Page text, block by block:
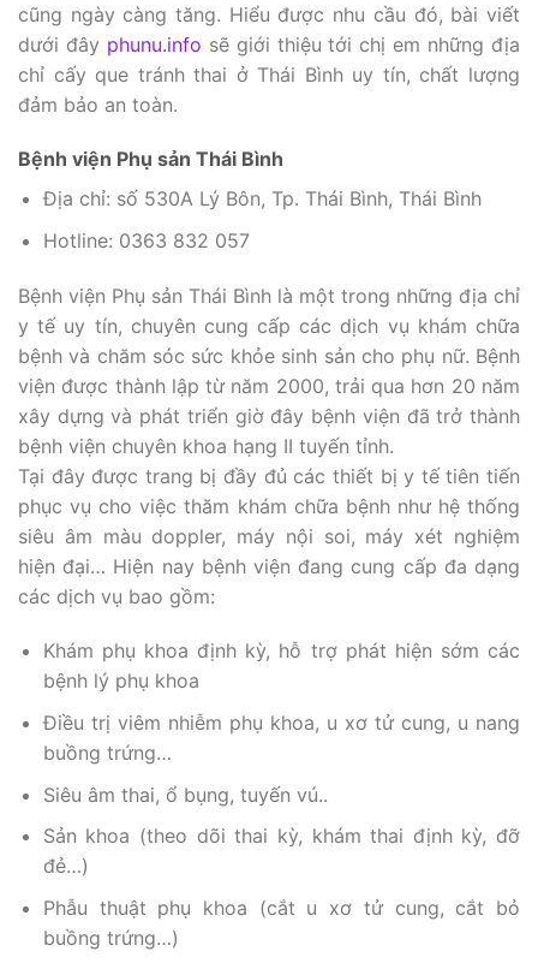
cũng ngày càng tăng. Hiểu được nhu cầu đó, bài viết
dưới đây phunu.info sẽ giới thiệu tới chị em những địa
chỉ cấy que tránh thai ở Thái Bình uy tín, chất lượng
đảm bảo an toàn.
Bệnh viện Phụ sản Thái Bình
Địa chỉ: số 530A Lý Bôn, Tp. Thái Bình, Thái Bình
Hotline: 0363 832 057
Bệnh viện Phụ sản Thái Bình là một trong những địa chỉ
y tế uy tín, chuyên cung cấp các dịch vụ khám chữa
bệnh và chăm sóc sức khỏe sinh sản cho phụ nữ. Bệnh
viện được thành lập từ năm 2000, trải qua hơn 20 năm
xây dựng và phát triển giờ đây bệnh viện đã trở thành
bệnh viện chuyên khoa hạng II tuyến tỉnh.
Tại đây được trang bị đầy đủ các thiết bị y tế tiên tiến
phục vụ cho việc thăm khám chữa bệnh như hệ thống
siêu âm màu doppler, máy nội soi, máy xét nghiệm
hiện đại… Hiện nay bệnh viện đang cung cấp đa dạng
các dịch vụ bao gồm:
Khám phụ khoa định kỳ, hỗ trợ phát hiện sớm các
bệnh lý phụ khoa
Điều trị viêm nhiễm phụ khoa, u xơ tử cung, u nang
buồng trứng…
Siêu âm thai, ổ bụng, tuyến vú..
Sản khoa (theo dõi thai kỳ, khám thai định kỳ, đỡ
đẻ…)
Phẫu thuật phụ khoa (cắt u xơ tử cung, cắt bỏ
buồng trứng…)